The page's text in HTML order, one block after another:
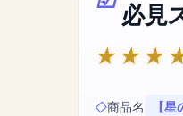
必見
商品名 【